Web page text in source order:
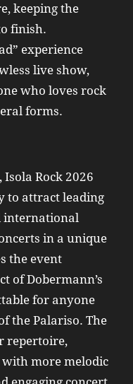
keeping the
finish.
experience
live show,
who loves rock
forms.
Rock 2026
to attract leading
international
in a unique
the event
of Dobermann’s
for anyone
the Palariso. The
repertoire,
more melodic